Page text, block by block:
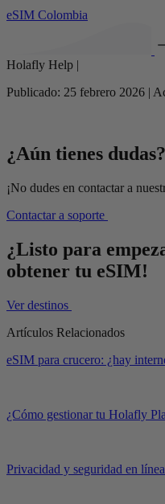
eSIM Colombia
Holafly Help |
Publicado: 25 febrero 2026 |
¿Aún tienes dudas?
¡No dudes en contactar a
Contactar a soporte
¿Listo para
obtener tu eSIM!
Ver destinos
Artículos Relacionados
eSIM para crucero: ¿hay
¿Cómo gestionar tu Holafly
Privacidad y seguridad en